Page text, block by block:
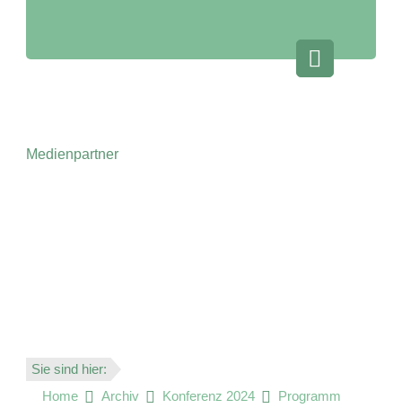
Medienpartner
Sie sind hier:
Home
Archiv Konferenz 2024 Programm